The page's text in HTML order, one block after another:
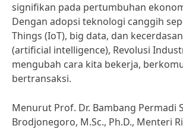
signifikan pada pertumbuhan
Dengan adopsi teknologi canggih
Things (IoT), big data, dan
(artificial intelligence), Revolusi
mengubah cara kita bekerja,
bertransaksi.
Menurut Prof. Dr. Bambang Permadi
Brodjonegoro, M.Sc., Ph.D., Menteri